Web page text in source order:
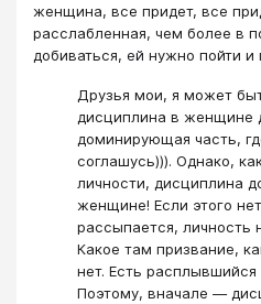
женщина, все придет, все
расслабленная, чем более в
добиваться, ей нужно пойти и
Друзья мои, я может
дисциплина в женщине
доминирующая часть,
соглашусь))). Однако,
личности, дисциплина
женщине! Если этого
рассыпается, личность
Какое там призвание,
нет. Есть
Поэтому, вначале ―